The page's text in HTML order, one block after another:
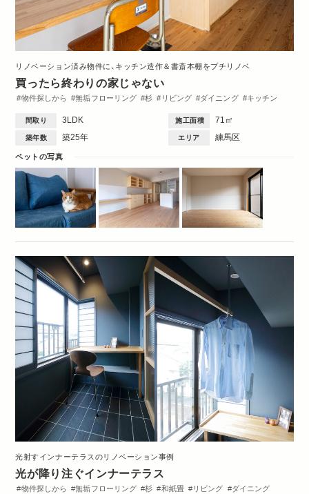
リノベーション済み物件に、キッチン造作＆書斎本棚をプチリノベ
買ったら終わりの家じゃない
物件探しから 無垢フローリング 杉 リビング ダイニング
キッチン
間取り 3LDK 施工面積 71㎡
築年数 築25年 エリア 練馬区
ペットの写真
光射すインナーテラスのリノベーション事例
光が降り注ぐインナーテラス
物件探しから 無垢フローリング 杉 和紙畳 リビング
ダイニング